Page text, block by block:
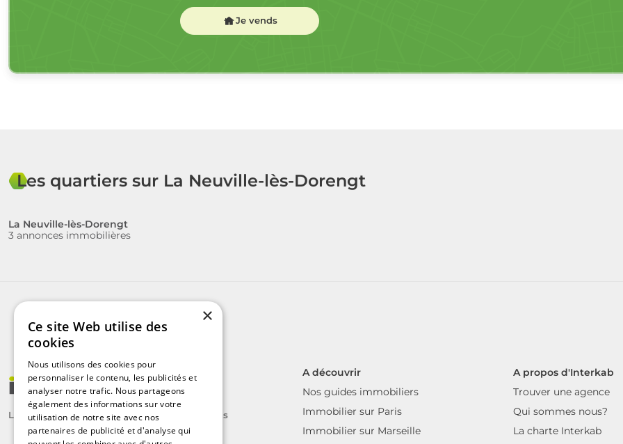
Je vends
Les quartiers sur La Neuville-lès-Dorengt
La Neuville-lès-Dorengt
3 annonces immobilières
Le label des agents immobiliers indépendants
A découvrir
Nos guides immobiliers
Immobilier sur Paris
Immobilier sur Marseille
A propos d'Interkab
Trouver une agence
Qui sommes nous?
La charte Interkab
×
Ce site Web utilise des
cookies
Nous utilisons des cookies pour
personnaliser le contenu, les publicités et
analyser notre trafic. Nous partageons
également des informations sur votre
utilisation de notre site avec nos
partenaires de publicité et d'analyse qui